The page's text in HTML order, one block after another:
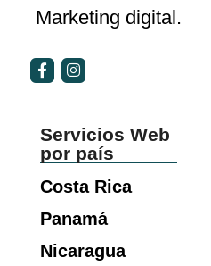
Marketing digital.
Servicios Web
por país
Costa Rica
Panamá
Nicaragua